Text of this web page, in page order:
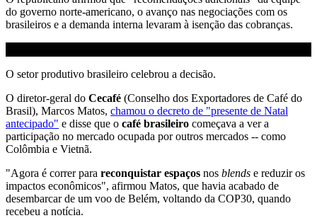
do governo norte-americano, o avanço nas negociações com os
brasileiros e a demanda interna levaram à isenção das cobranças.
O setor produtivo brasileiro celebrou a decisão.
O diretor-geral do Cecafé (Conselho dos Exportadores de Café do
Brasil), Marcos Matos, chamou o decreto de "presente de Natal
antecipado" e disse que o café brasileiro começava a ver a
participação no mercado ocupada por outros mercados -- como
Colômbia e Vietnã.
"Agora é correr para reconquistar espaços nos blends e reduzir os
impactos econômicos", afirmou Matos, que havia acabado de
desembarcar de um voo de Belém, voltando da COP30, quando
recebeu a notícia.